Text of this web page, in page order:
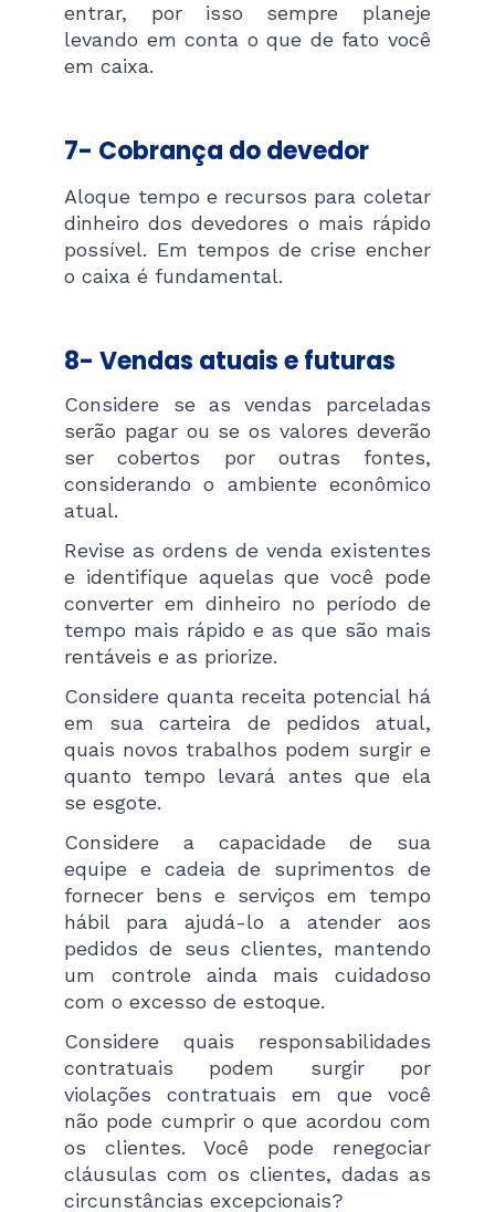
entrar, por isso sempre planeje
levando em conta o que de fato você
em caixa.
7- Cobrança do devedor
Aloque tempo e recursos para coletar
dinheiro dos devedores o mais rápido
possível. Em tempos de crise encher
o caixa é fundamental.
8- Vendas atuais e futuras
Considere se as vendas parceladas
serão pagar ou se os valores deverão
ser cobertos por outras fontes,
considerando o ambiente econômico
atual.
Revise as ordens de venda existentes
e identifique aquelas que você pode
converter em dinheiro no período de
tempo mais rápido e as que são mais
rentáveis ​​e as priorize.
Considere quanta receita potencial há
em sua carteira de pedidos atual,
quais novos trabalhos podem surgir e
quanto tempo levará antes que ela
se esgote.
Considere a capacidade de sua
equipe e cadeia de suprimentos de
fornecer bens e serviços em tempo
hábil para ajudá-lo a atender aos
pedidos de seus clientes, mantendo
um controle ainda mais cuidadoso
com o excesso de estoque.
Considere quais responsabilidades
contratuais podem surgir por
violações contratuais em que você
não pode cumprir o que acordou com
os clientes. Você pode renegociar
cláusulas com os clientes, dadas as
circunstâncias excepcionais?